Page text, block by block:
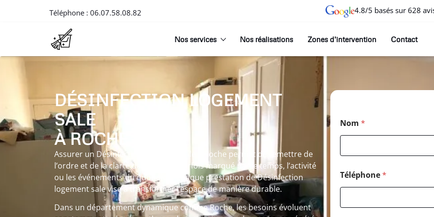
Téléphone : 06.07.58.08.82 4.8/5 basés sur 628
Nos services Nos réalisations Zones d’intervention Contact
DÉSINFECTION LOGEMENT
SALE
À ROCHE
Assurer un Désinfection logement sale à Roche permet de remettre de
l’ordre et de la clarté dans un lieu parfois marqué par le temps, l’activité
ou les événements du quotidien. Chaque prestation de Désinfection
logement sale vise à transformer l’espace de manière durable.
Dans un département dynamique comme Roche, les besoins évoluent
Nom *
Téléphone*